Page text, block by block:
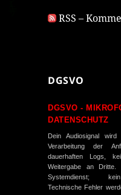
RSS –
DGSVO
DGSVO -
DATENSCHUTZ
Dein Audiosignal
Verarbeitung der
dauerhaften Logs,
Weitergabe an
Systemdienst;
Technische Fehler